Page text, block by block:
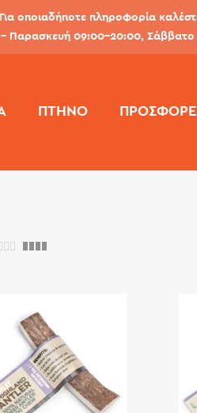
οποιαδήποτε πληροφορία
- Παρασκευή 09:00-20:00,
ΠΤΗΝΌ